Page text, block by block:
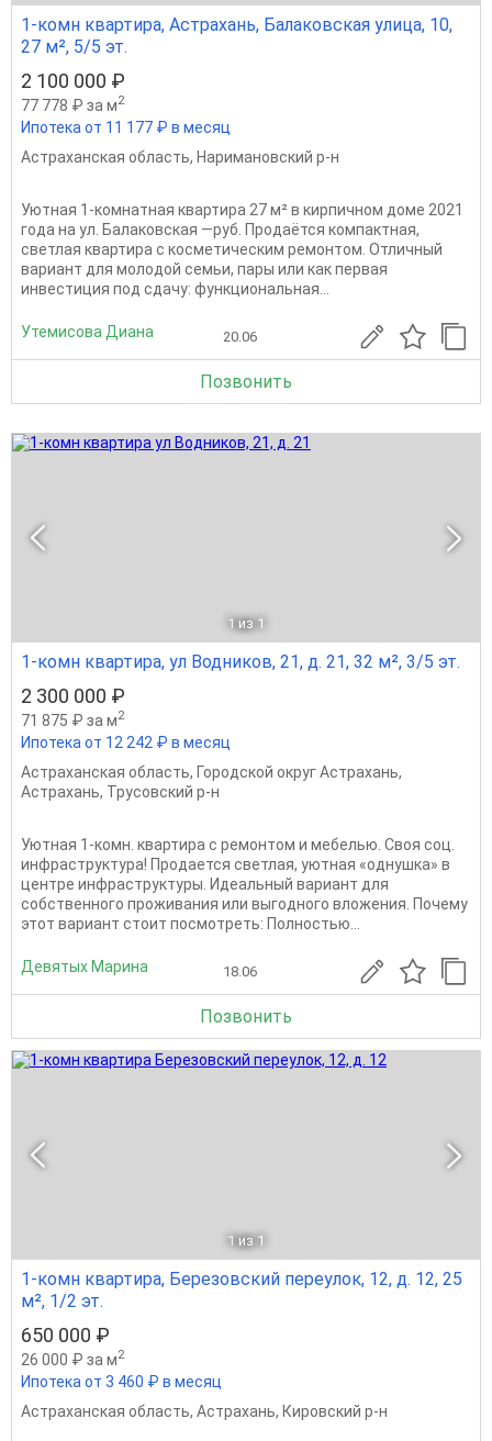
1-комн квартира, Астрахань, Балаковская улица, 10,
27 м², 5/5 эт.
2 100 000 ₽
77 778 ₽ за м2
Ипотека от 11 177 ₽ в месяц
Астраханская область, Наримановский р-н
Уютная 1‑комнатная квартира 27 м² в кирпичном доме 2021
года на ул. Балаковская —руб. Продаётся компактная,
светлая квартира с косметическим ремонтом. Отличный
вариант для молодой семьи, пары или как первая
инвестиция под сдачу: функциональная...
Утемисова Диана 20.06
Позвонить
1 из 1
1-комн квартира, ул Водников, 21, д. 21, 32 м², 3/5 эт.
2 300 000 ₽
71 875 ₽ за м2
Ипотека от 12 242 ₽ в месяц
Астраханская область, Городской округ Астрахань,
Астрахань, Трусовский р-н
Уютная 1-комн. квартира с ремонтом и мебелью. Своя соц.
инфраструктура! Продается светлая, уютная «однушка» в
центре инфраструктуры. Идеальный вариант для
собственного проживания или выгодного вложения. Почему
этот вариант стоит посмотреть: Полностью...
Девятых Марина 18.06
Позвонить
1 из 1
1-комн квартира, Березовский переулок, 12, д. 12, 25
м², 1/2 эт.
650 000 ₽
26 000 ₽ за м2
Ипотека от 3 460 ₽ в месяц
Астраханская область, Астрахань, Кировский р-н